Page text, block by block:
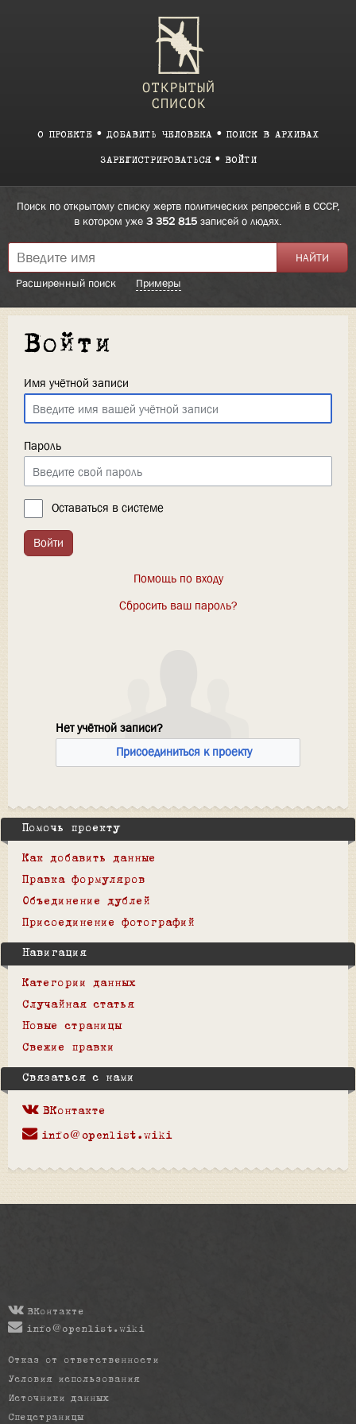
О ПРОЕКТЕ ДОБАВИТЬ ЧЕЛОВЕКА ПОИСК В АРХИВАХ
ЗАРЕГИСТРИРОВАТЬСЯ ВОЙТИ
Поиск по открытому списку жертв политических репрессий в СССР,
в котором уже 3 352 815 записей о людях.
Расширенный поиск Примеры
Войти
Имя учётной записи
Пароль
Оставаться в системе
Войти
Помощь по входу
Сбросить ваш пароль?
Нет учётной записи?
Присоединиться к проекту
Помочь проекту
Как добавить данные
Правка формуляров
Объединение дублей
Присоединение фотографий
Навигация
Категории данных
Случайная статья
Новые страницы
Свежие правки
Связаться с нами
ВКонтакте
info@openlist.wiki
ВКонтакте
info@openlist.wiki
Отказ от ответственности
Условия использования
Источники данных
Спецстраницы